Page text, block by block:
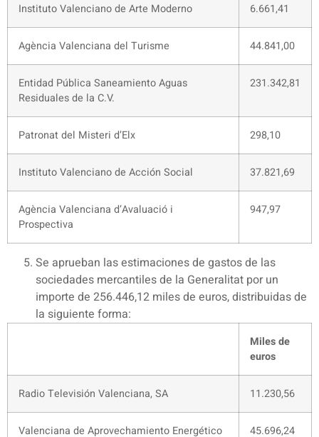
Instituto Valenciano de Arte Moderno 6.661,41
Agència Valenciana del Turisme 44.841,00
Entidad Pública Saneamiento Aguas
Residuales de la C.V.
231.342,81
Patronat del Misteri d’Elx 298,10
Instituto Valenciano de Acción Social 37.821,69
Agència Valenciana d’Avaluació i
Prospectiva
947,97
Se aprueban las estimaciones de gastos de las
sociedades mercantiles de la Generalitat por un
importe de 256.446,12 miles de euros, distribuidas de
la siguiente forma:
Miles de
euros
Radio Televisión Valenciana, SA 11.230,56
Valenciana de Aprovechamiento Energético 45.696,24